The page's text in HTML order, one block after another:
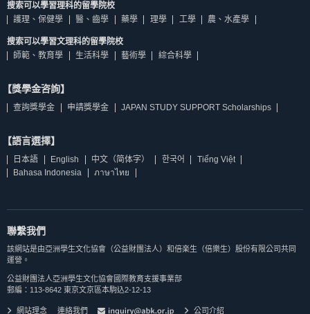
搜索可以學習理科的留學院校
護理、保健學
醫、齒學 藥學 理學 工學 農、水產學
搜索可以學習文理科的留學院校
師範、教育學
生活科學 藝術學 綜合科學
【獎學金咨詢】
查詢獎學金 申請獎學金 JAPAN STUDY SUPPORT Scholarships
【語言選擇】
日本語 English 中文（简体字） 한국어
Tiếng Việt
Bahasa Indonesia
ภาษาไทย
聯繫我們
該網站是由亞洲學生文化協會（公益財團法人）和倍楽生（倍樂生）股份有限公司共同
運營。
公益財團法人亞洲學生文化協會國際教育支援事業部
郵編：113-8642 東京文京區本駒込2-12-13
網站理念 連絡我們 公司介紹